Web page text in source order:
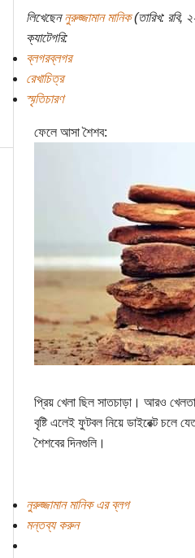
লিখেছেননুরুজ্জামান মানিক(তারিখ: রবি,
ক্যাটেগরি:
ব্লগরব্লগর
রেখাচিত্র
স্মৃতিচারণ
ফেলে আসা শৈশব:
প্রিয় খেলা ছিল সাতচাড়া। আরও
বৃষ্টি এলেই ফুটবল নিয়ে ডাইরেক্ট চলে
শৈশবের দিনগুলি।
নুরুজ্জামান মানিক এর ব্লগ
মন্তব্য করুন